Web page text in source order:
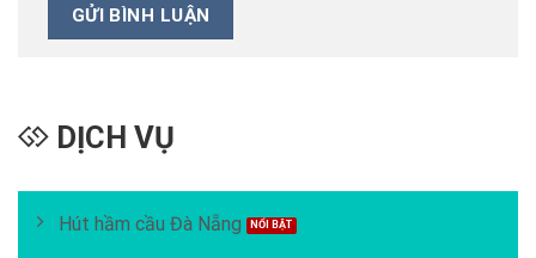
DỊCH VỤ
Hút hầm cầu Đà Nẵng